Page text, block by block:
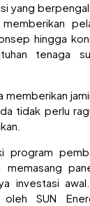
yang
hingga
tenaga
memberikan
tidak perlu
program
investasi
oleh SUN